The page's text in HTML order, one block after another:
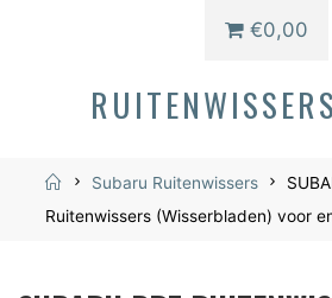
€0,00
HomeSubaru Ruitenwissers
Ruitenwissers (Wisserbladen) voor